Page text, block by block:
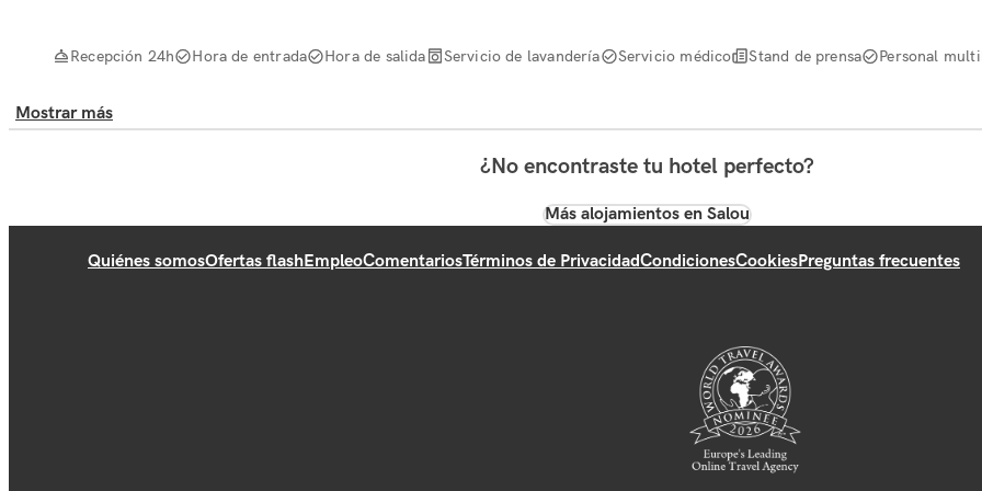
Recepción 24h Hora de entrada Hora de salida Servicio de lavandería Servicio médico Stand de prensa Personal
Mostrar más
¿No encontraste tu hotel perfecto?
Más alojamientos en Salou
Quiénes somosOfertas flashEmpleoComentariosTérminos de PrivacidadCondicionesCookiesPreguntas frecuentes